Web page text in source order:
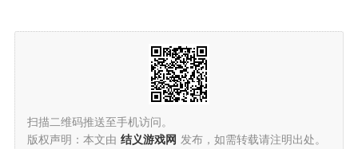
扫描二维码推送至手机访问。
版权声明：本文由 结义游戏网 发布，如需转载请注明出处。